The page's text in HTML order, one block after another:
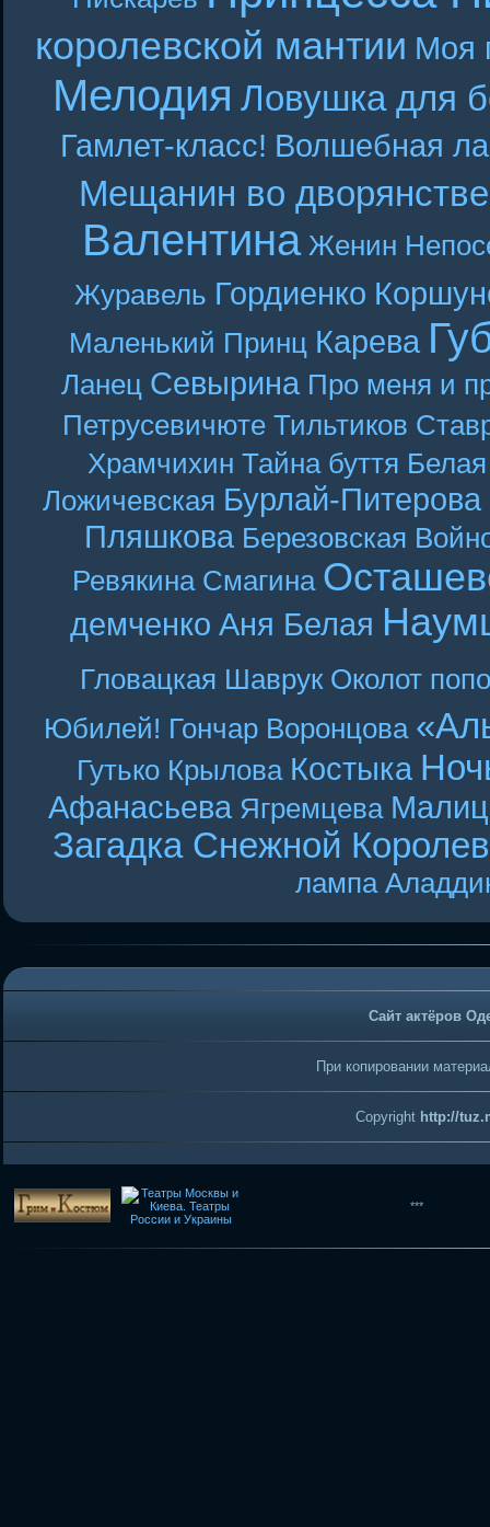
королевской мантии Моя
Мелодия Ловушка для
Гамлет-класс! Волшебная
Мещанин во дворянстве
Валентина Женин
Журавель Гордиенко
Маленький Принц Карева
Ланец Севырина Про меня и
Петрусевичюте Тильтиков
Храмчихин Тайна буття
Ложичевская Бурлай-Питерова
Пляшкова Березовская
Ревякина Смагина
демченко Аня Белая
Гловацкая Шаврук Околот
Юбилей! Гончар Воронцова
Гутько Крылова Костыка
Афанасьева Ягремцева
Загадка Снежной
лампа
Сайт актёров
При копировании
Copyright http://
***